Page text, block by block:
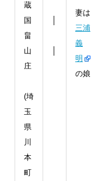
蔵
国
畠
山
庄
(埼
玉
県
川
本
町
妻は
三浦
義
明
の娘